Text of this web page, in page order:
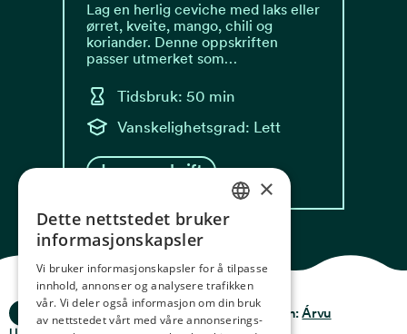
Lag en herlig ceviche med laks eller
ørret, kveite, mango, chili og
koriander. Denne oppskriften
passer utmerket som…
Tidsbruk: 50 min
Vanskelighetsgrad: Lett
Les oppskrift
Ocean Stories
Privacy & Policy
Design:Árvu
NORWEGIAN
GERMAN
FRENCH
×
Dette nettstedet bruker
informasjonskapsler
Vi bruker informasjonskapsler for å tilpasse
innhold, annonser og analysere trafikken
vår. Vi deler også informasjon om din bruk
av nettstedet vårt med våre annonserings-